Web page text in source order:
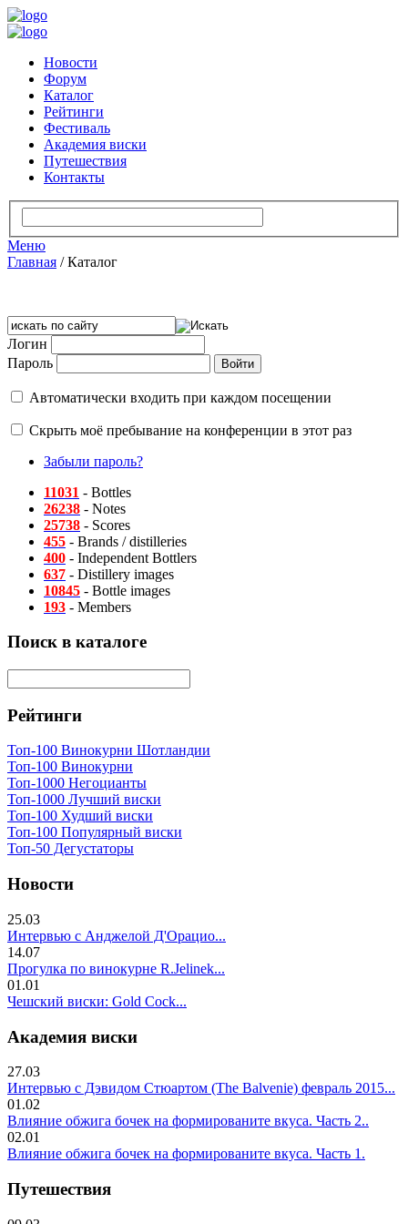
Новости
Форум
Каталог
Рейтинги
Фестиваль
Академия виски
Путешествия
Контакты
Меню
Главная /Каталог
Логин
Пароль
Автоматически входить при каждом посещении
Скрыть моё пребывание на конференции в этот раз
Забыли пароль?
11031 - Bottles
26238 - Notes
25738 - Scores
455 - Brands / distilleries
400 - Independent Bottlers
637 - Distillery images
10845 - Bottle images
193 - Members
Поиск в каталоге
Рейтинги
Топ-100 Винокурни Шотландии
Топ-100 Винокурни
Топ-1000 Негоцианты
Топ-1000 Лучший виски
Топ-100 Худший виски
Топ-100 Популярный виски
Топ-50 Дегустаторы
Новости
25.03
Интервью с Анджелой Д'Орацио...
14.07
Прогулка по винокурне R.Jelinek...
01.01
Чешский виски: Gold Cock...
Академия виски
27.03
Интервью с Дэвидом Стюартом (The Balvenie) февраль 2015...
01.02
Влияние обжига бочек на формированите вкуса. Часть 2..
02.01
Влияние обжига бочек на формированите вкуса. Часть 1.
Путешествия